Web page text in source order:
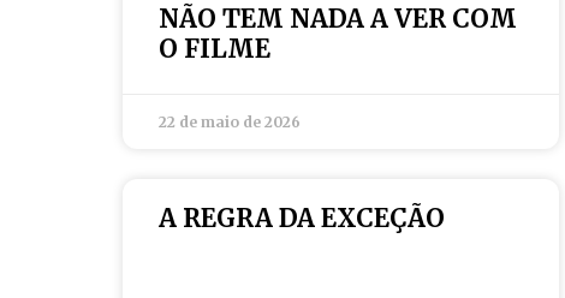
NÃO TEM NADA A VER COM
O FILME
22 de maio de 2026
A REGRA DA EXCEÇÃO